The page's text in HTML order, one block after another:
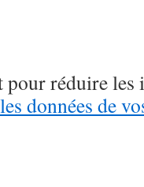
réduire les
données de